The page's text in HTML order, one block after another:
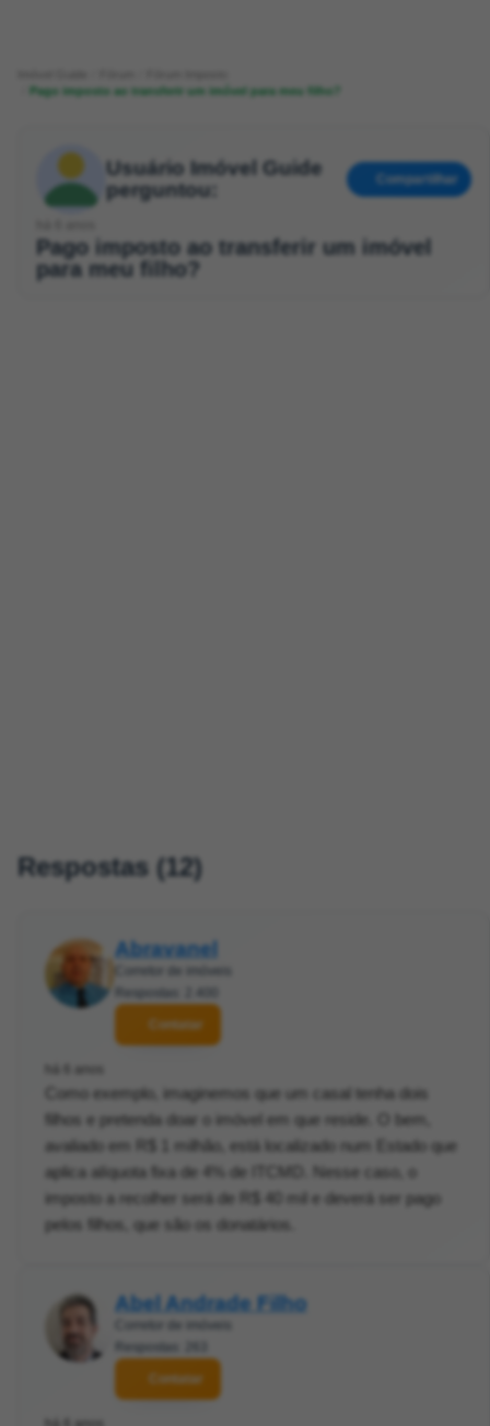
Pago imposto ao transferir um imóvel para meu filho?
Usuário Imóvel Guide
perguntou:
Compartilhar
Pago imposto ao transferir um imóvel
para meu filho?
Respostas (12)
Abravanel
Contatar
Como exemplo, imaginemos que um casal tenha dois
filhos e pretenda doar o imóvel em que reside. O bem,
avaliado em R$ 1 milhão, está localizado num Estado que
aplica alíquota fixa de 4% de ITCMD. Nesse caso, o
imposto a recolher será de R$ 40 mil e deverá ser pago
pelos filhos, que são os donatários.
Abel Andrade Filho
Contatar